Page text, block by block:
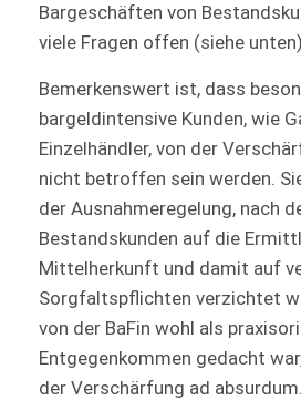
Bargeschäften von
viele Fragen offen (siehe
Bemerkenswert ist, dass
bargeldintensive Kunden, wie
Einzelhändler, von der
nicht betroffen sein werden.
der Ausnahmeregelung, nach
Bestandskunden auf die
Mittelherkunft und damit auf
Sorgfaltspflichten verzichtet
von der BaFin wohl als
Entgegenkommen gedacht
der Verschärfung ad